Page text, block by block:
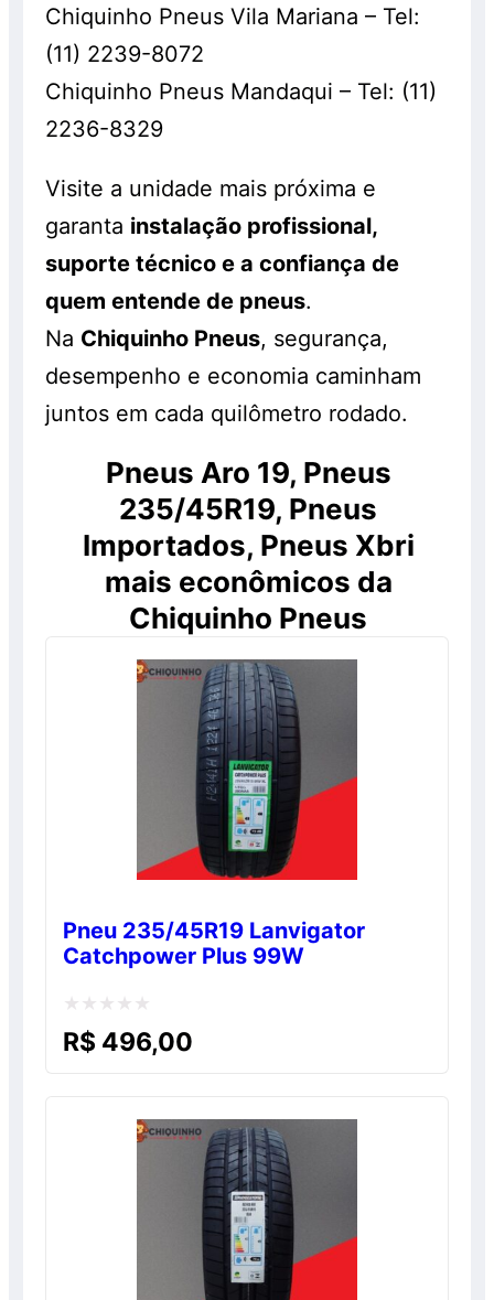
Chiquinho Pneus Vila Mariana – Tel:
(11) 2239-8072
Chiquinho Pneus Mandaqui – Tel: (11)
2236-8329
Visite a unidade mais próxima e
garanta instalação profissional,
suporte técnico e a confiança de
quem entende de pneus.
Na Chiquinho Pneus, segurança,
desempenho e economia caminham
juntos em cada quilômetro rodado.
Pneus Aro 19, Pneus
235/45R19, Pneus
Importados, Pneus Xbri
mais econômicos da
Chiquinho Pneus
Pneu 235/45R19 Lanvigator
Catchpower Plus 99W
Avaliação
R$ 496,00